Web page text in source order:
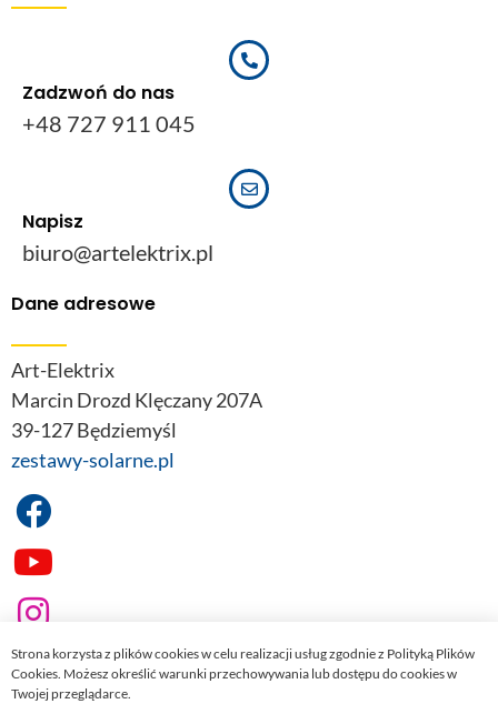
Zadzwoń do nas
+48 727 911 045
Napisz
biuro@artelektrix.pl
Dane adresowe
Art-Elektrix
Marcin Drozd Klęczany 207A
39-127 Będziemyśl
zestawy-solarne.pl
Strona korzysta z plików cookies w celu realizacji usług zgodnie z Polityką Plików
Cookies. Możesz określić warunki przechowywania lub dostępu do cookies w
Twojej przeglądarce.